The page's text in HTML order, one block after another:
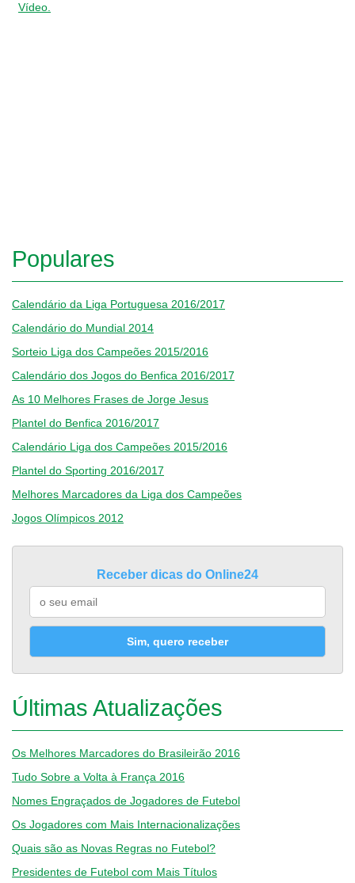
Vídeo.
Populares
Calendário da Liga Portuguesa 2016/2017
Calendário do Mundial 2014
Sorteio Liga dos Campeões 2015/2016
Calendário dos Jogos do Benfica 2016/2017
As 10 Melhores Frases de Jorge Jesus
Plantel do Benfica 2016/2017
Calendário Liga dos Campeões 2015/2016
Plantel do Sporting 2016/2017
Melhores Marcadores da Liga dos Campeões
Jogos Olímpicos 2012
Receber dicas do Online24
Sim, quero receber
Últimas Atualizações
Os Melhores Marcadores do Brasileirão 2016
Tudo Sobre a Volta à França 2016
Nomes Engraçados de Jogadores de Futebol
Os Jogadores com Mais Internacionalizações
Quais são as Novas Regras no Futebol?
Presidentes de Futebol com Mais Títulos